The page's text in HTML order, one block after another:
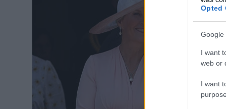
Opted
Google
I want
web or
I want